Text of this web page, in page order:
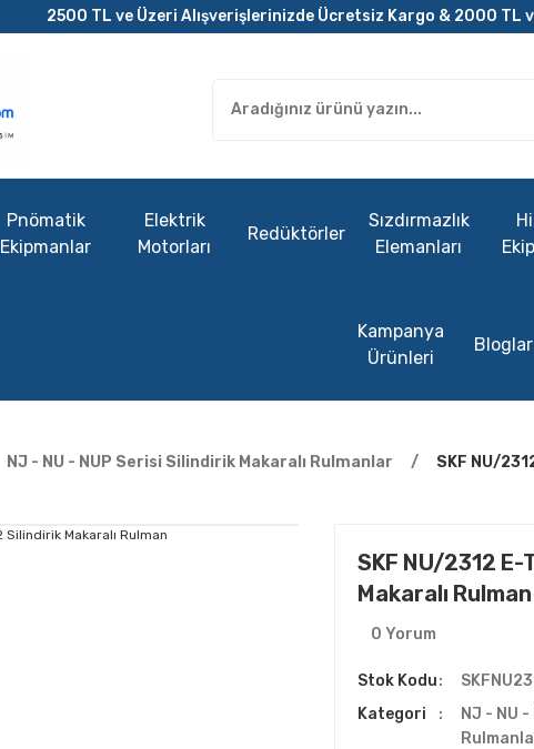
2500 TL ve Üzeri Alışverişlerinizde Ücretsiz Kargo & 2000 TL
Pnömatik
Ekipmanlar
Elektrik
Motorları
Redüktörler
Sızdırmazlık
Elemanları
Kampanya
Ürünleri
Bloglar
NJ - NU - NUP Serisi Silindirik Makaralı Rulmanlar SKF NU/
SKF NU/2312
Makaralı Rulman
0 Yorum
Stok Kodu
Kategori
NJ - NU